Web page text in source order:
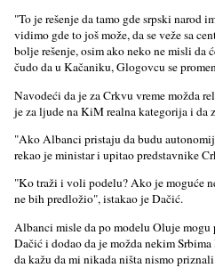
"To je rešenje da tamo gde srpski narod
vidimo gde to još može, da se veže sa
bolјe rešenje, osim ako neko ne misli da
čudo da u Kačaniku, Glogovcu se
Navodeći da je za Crkvu vreme možda
je za lјude na KiM realna kategorija i da
"Ako Albanci pristaju da budu
rekao je ministar i upitao predstavnike
"Ko traži i voli podelu? Ako je moguće
ne bih predložio", istakao je Dačić.
Albanci misle da po modelu Oluje mogu
Dačić i dodao da je možda nekim
da kažu da mi nikada ništa nismo